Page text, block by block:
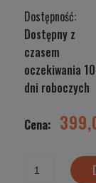
Dostępność:
Dostępny z
czasem
oczekiwania
dni roboczych
Cena nie
Cena: